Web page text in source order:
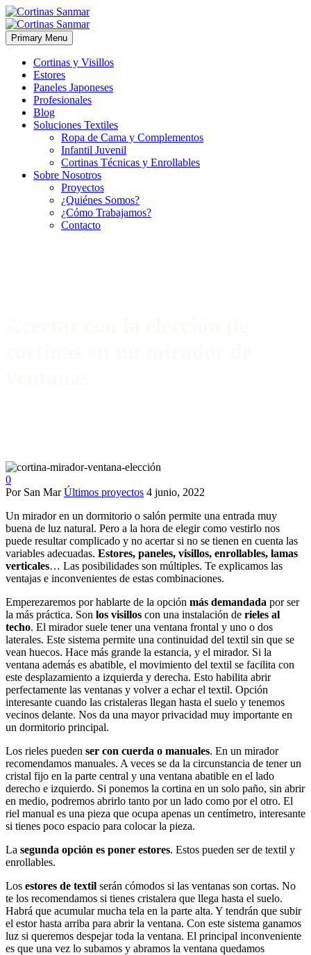
Primary Menu
Cortinas y Visillos
Estores
Paneles Japoneses
Profesionales
Blog
Soluciones Textiles
Ropa de Cama y Complementos
Infantil Juvenil
Cortinas Técnicas y Enrollables
Sobre Nosotros
Proyectos
¿Quiénes Somos?
¿Cómo Trabajamos?
Contacto
0
Por San Mar Últimos proyectos 4 junio, 2022
Un mirador en un dormitorio o salón permite una entrada muy
buena de luz natural. Pero a la hora de elegir como vestirlo nos
puede resultar complicado y no acertar si no se tienen en cuenta las
variables adecuadas. Estores, paneles, visillos, enrollables, lamas
verticales… Las posibilidades son múltiples. Te explicamos las
ventajas e inconvenientes de estas combinaciones.
Emperezaremos por hablarte de la opción más demandada por ser
la más práctica. Son los visillos con una instalación de rieles al
techo. El mirador suele tener una ventana frontal y uno o dos
laterales. Este sistema permite una continuidad del textil sin que se
vean huecos. Hace más grande la estancia, y el mirador. Si la
ventana además es abatible, el movimiento del textil se facilita con
este desplazamiento a izquierda y derecha. Esto habilita abrir
perfectamente las ventanas y volver a echar el textil. Opción
interesante cuando las cristaleras llegan hasta el suelo y tenemos
vecinos delante. Nos da una mayor privacidad muy importante en
un dormitorio principal.
Los rieles pueden ser con cuerda o manuales. En un mirador
recomendamos manuales. A veces se da la circunstancia de tener un
cristal fijo en la parte central y una ventana abatible en el lado
derecho e izquierdo. Si ponemos la cortina en un solo paño, sin abrir
en medio, podremos abrirlo tanto por un lado como por el otro. El
riel manual es una pieza que ocupa apenas un centímetro, interesante
si tienes poco espacio para colocar la pieza.
La segunda opción es poner estores. Estos pueden ser de textil y
enrollables.
Los estores de textil serán cómodos si las ventanas son cortas. No
te los recomendamos si tienes cristalera que llega hasta el suelo.
Habrá que acumular mucha tela en la parte alta. Y tendrán que subir
el estor hasta arriba para abrir la ventana. Con este sistema ganamos
luz si queremos despejar toda la ventana. El principal inconveniente
es que una vez lo subamos y abramos la ventana quedamos